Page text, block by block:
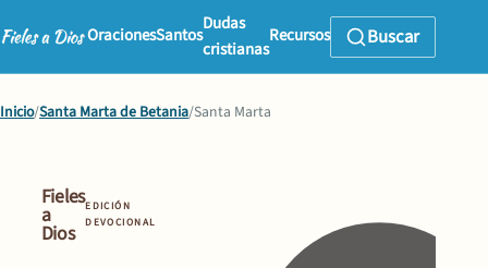
OracionesSantos
Dudas
cristianas
Recursos Buscar
Inicio/Santa Marta de Betania/Santa Marta
Fieles
a
Dios
EDICIÓN
DEVOCIONAL